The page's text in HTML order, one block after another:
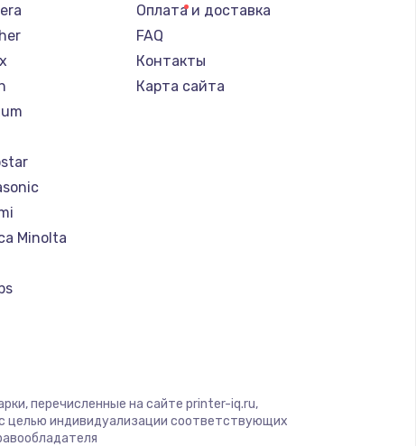
Minolta
Оплата и доставка
FAQ
Контакты
Карта сайта
перечисленные на сайте printer-iq.ru,
целью индивидуализации соответствующих